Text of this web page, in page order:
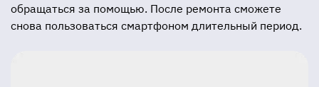
обращаться за помощью. После ремонта сможете
снова пользоваться смартфоном длительный период.